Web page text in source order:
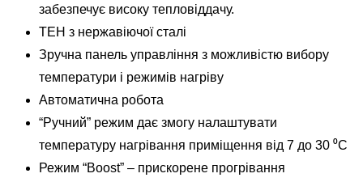
забезпечує високу тепловіддачу.
ТЕН з нержавіючої сталі
Зручна панель управління з можливістю вибору
температури і режимів нагріву
Автоматична робота
“Ручний” режим дає змогу налаштувати
температуру нагрівання приміщення від 7 до 30 ⁰С
Режим “Boost” – прискорене прогрівання